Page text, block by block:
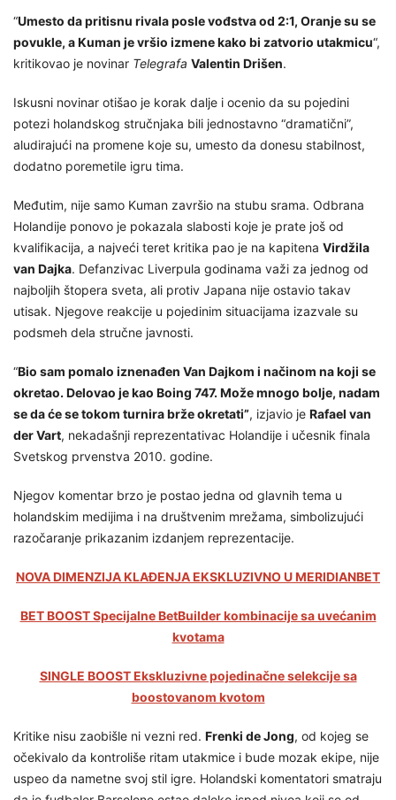
“Umesto da pritisnu rivala posle vođstva od 2:1, Oranje su se
povukle, a Kuman je vršio izmene kako bi zatvorio utakmicu“,
kritikovao je novinar Telegrafa Valentin Drišen.
Iskusni novinar otišao je korak dalje i ocenio da su pojedini
potezi holandskog stručnjaka bili jednostavno “dramatični”,
aludirajući na promene koje su, umesto da donesu stabilnost,
dodatno poremetile igru tima.
Međutim, nije samo Kuman završio na stubu srama. Odbrana
Holandije ponovo je pokazala slabosti koje je prate još od
kvalifikacija, a najveći teret kritika pao je na kapitena Virdžila
van Dajka. Defanzivac Liverpula godinama važi za jednog od
najboljih štopera sveta, ali protiv Japana nije ostavio takav
utisak. Njegove reakcije u pojedinim situacijama izazvale su
podsmeh dela stručne javnosti.
“Bio sam pomalo iznenađen Van Dajkom i načinom na koji se
okretao. Delovao je kao Boing 747. Može mnogo bolje, nadam
se da će se tokom turnira brže okretati”, izjavio je Rafael van
der Vart, nekadašnji reprezentativac Holandije i učesnik finala
Svetskog prvenstva 2010. godine.
Njegov komentar brzo je postao jedna od glavnih tema u
holandskim medijima i na društvenim mrežama, simbolizujući
razočaranje prikazanim izdanjem reprezentacije.
NOVA DIMENZIJA KLAĐENJA EKSKLUZIVNO U MERIDIANBET
BET BOOST Specijalne BetBuilder kombinacije sa uvećanim
kvotama
SINGLE BOOST Ekskluzivne pojedinačne selekcije sa
boostovanom kvotom
Kritike nisu zaobišle ni vezni red. Frenki de Jong, od kojeg se
očekivalo da kontroliše ritam utakmice i bude mozak ekipe, nije
uspeo da nametne svoj stil igre. Holandski komentatori smatraju